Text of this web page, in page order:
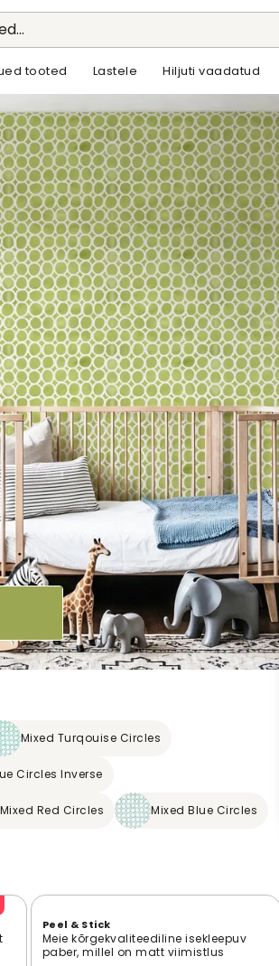
tooted Lastele Hiljuti vaadatud
Mixed Turqouise Circles
Circles Inverse
Mixed Red Circles Mixed Blue Circles
Peel & Stick
Meie kõrgekvaliteediline isekleepuv
paber, millel on matt viimistlus